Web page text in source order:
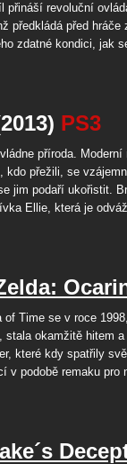
přináší revoluční
předkládá před hráče
zdatné kondici, jak
PS3
příroda. Moderní
kdo přežili, se
jim podaří ukořistit.
Ellie, která je
of Time se v roce
stala okamžitě hitem a
které kdy spatřily
v podobě remaku pro